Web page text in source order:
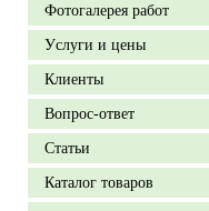
Фотогалерея работ
Уcлуги и цены
Клиенты
Вопрос-ответ
Статьи
Каталог товаров